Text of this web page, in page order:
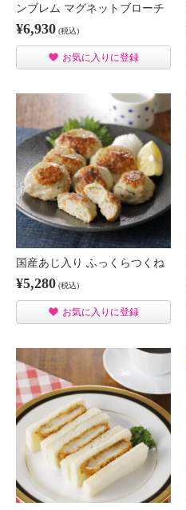
ンブレム マグネットブローチ
¥6,930 (税込)
お気に入りに登録
国産あじ入り ふっくらつくね
¥5,280 (税込)
お気に入りに登録